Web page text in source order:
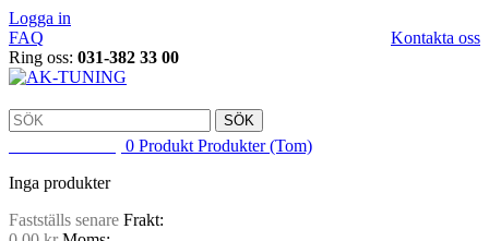
Logga in
Kontakta oss
FAQ
Ring oss: 031-382 33 00
SÖK
0 Produkt Produkter (Tom)
Inga produkter
Fastställs senare Frakt: